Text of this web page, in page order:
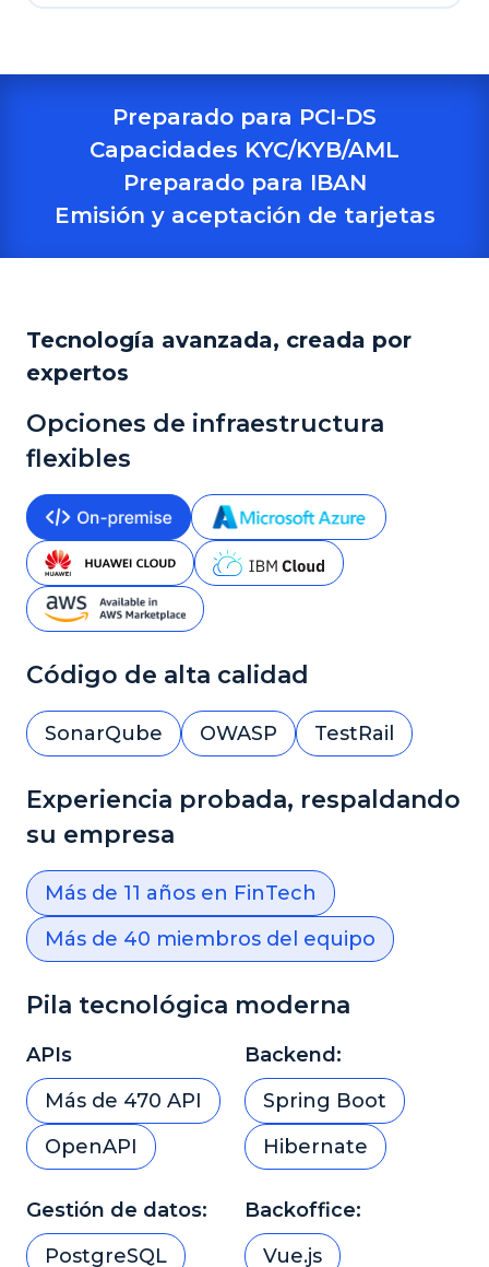
Preparado para PCI-DS
Capacidades KYC/KYB/AML
Preparado para IBAN
Emisión y aceptación de tarjetas
Tecnología avanzada, creada por
expertos
Opciones de infraestructura
flexibles
Código de alta calidad
SonarQube OWASP TestRail
Experiencia probada, respaldando
su empresa
Más de 11 años en FinTech
Más de 40 miembros del equipo
Pila tecnológica moderna
APIs
Más de 470 API
OpenAPI
Backend:
Spring Boot
Hibernate
Gestión de datos:
PostgreSQL
Backoffice:
Vue.js